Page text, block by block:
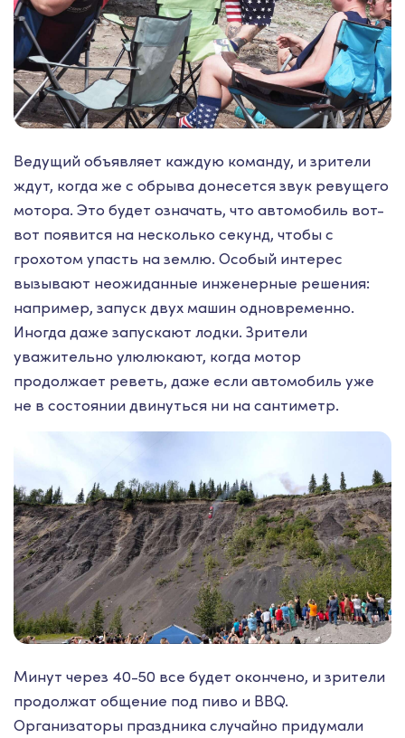
Ведущий объявляет каждую команду, и зрители
ждут, когда же с обрыва донесется звук ревущего
мотора. Это будет означать, что автомобиль вот-
вот появится на несколько секунд, чтобы с
грохотом упасть на землю. Особый интерес
вызывают неожиданные инженерные решения:
например, запуск двух машин одновременно.
Иногда даже запускают лодки. Зрители
уважительно улюлюкают, когда мотор
продолжает реветь, даже если автомобиль уже
не в состоянии двинуться ни на сантиметр.
Минут через 40-50 все будет окончено, и зрители
продолжат общение под пиво и BBQ.
Организаторы праздника случайно придумали